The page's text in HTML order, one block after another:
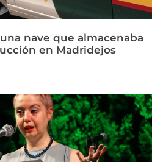
nave que almacenaba
en Madridejos